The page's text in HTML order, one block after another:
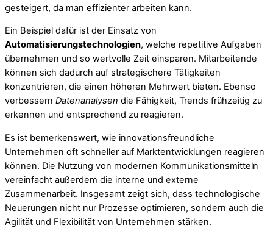
gesteigert, da man effizienter arbeiten kann.
Ein Beispiel dafür ist der Einsatz von
Automatisierungstechnologien, welche repetitive Aufgaben
übernehmen und so wertvolle Zeit einsparen. Mitarbeitende
können sich dadurch auf strategischere Tätigkeiten
konzentrieren, die einen höheren Mehrwert bieten. Ebenso
verbessern Datenanalysen die Fähigkeit, Trends frühzeitig zu
erkennen und entsprechend zu reagieren.
Es ist bemerkenswert, wie innovationsfreundliche
Unternehmen oft schneller auf Marktentwicklungen reagieren
können. Die Nutzung von modernen Kommunikationsmitteln
vereinfacht außerdem die interne und externe
Zusammenarbeit. Insgesamt zeigt sich, dass technologische
Neuerungen nicht nur Prozesse optimieren, sondern auch die
Agilität und Flexibilität von Unternehmen stärken.